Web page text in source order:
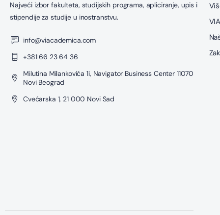
Najveći izbor fakulteta, studijskih programa, apliciranje, upis i
stipendije za studije u inostranstvu.
info@viacademica.com
+381 66 23 64 36
Milutina Milankovića 1i, Navigator Business Center 11070
Novi Beograd
Cvećarska 1, 21 000 Novi Sad